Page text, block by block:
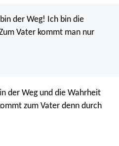
der Weg! Ich bin die
Vater kommt man nur
der Weg und die Wahrheit
zum Vater denn durch